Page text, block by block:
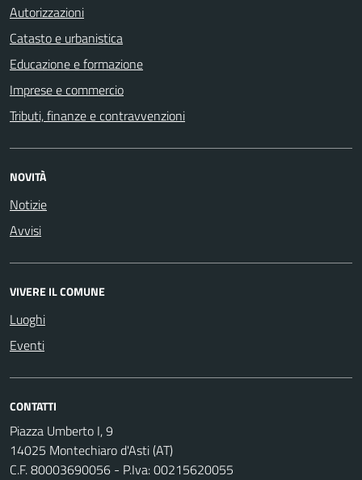
Autorizzazioni
Catasto e urbanistica
Educazione e formazione
Imprese e commercio
Tributi, finanze e contravvenzioni
NOVITÀ
Notizie
Avvisi
VIVERE IL COMUNE
Luoghi
Eventi
CONTATTI
Piazza Umberto I, 9
14025 Montechiaro d'Asti (AT)
C.F. 80003690056 - P.Iva: 00215620055